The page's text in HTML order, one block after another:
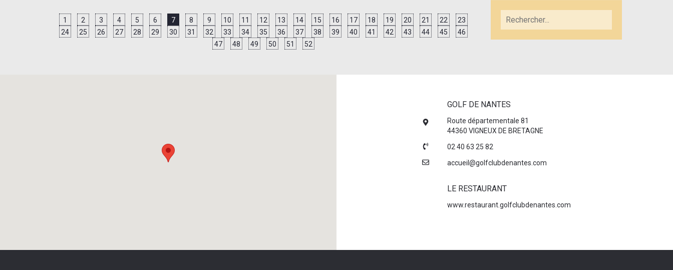
1 2 3 4 5 6 7 8 9 10 11 12 13 14 15 16 17 18 19 20 21 22
23
24
25 26 27 28 29 30 31 32 33 34 35 36 37 38 39 40 41 42 43 44 45
46
47
48 49 50 51 52
GOLF DE NANTES
Route départementale 81
44360 VIGNEUX DE BRETAGNE
02 40 63 25 82
accueil@golfclubdenantes.com
LE RESTAURANT
www.restaurant.golfclubdenantes.com